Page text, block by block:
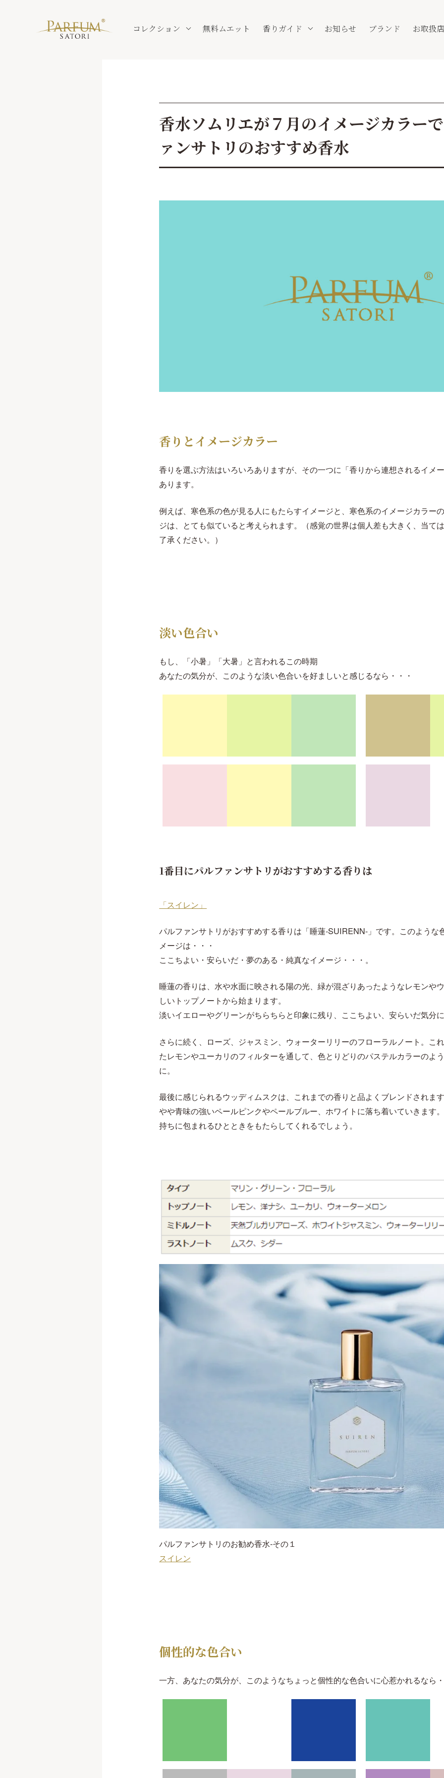
コレクション 無料ムエット 香りガイド お知らせ ブランド お取扱
香水ソムリエが７月のイメージカラー
ァンサトリのおすすめ香水
香りとイメージカラー
香りを選ぶ方法はいろいろありますが、その一つに「香りから連想されるイメ
あります。
例えば、寒色系の色が見る人にもたらすイメージと、寒色系のイメージカラー
ジは、とても似ていると考えられます。（感覚の世界は個人差も大きく、当て
了承ください。）
淡い色合い
もし、「小暑」「大暑」と言われるこの時期
あなたの気分が、このような淡い色合いを好ましいと感じるなら・・・
1番目にパルファンサトリがおすすめする香りは
「スイレン」
パルファンサトリがおすすめする香りは「睡蓮-SUIRENN-」です。このような
メージは・・・
ここちよい・安らいだ・夢のある・純真なイメージ・・・。
睡蓮の香りは、水や水面に映される陽の光、緑が混ざりあったようなレモンや
しいトップノートから始まります。
淡いイエローやグリーンがちらちらと印象に残り、ここちよい、安らいだ気分
さらに続く、ローズ、ジャスミン、ウォーターリリーのフローラルノート。こ
たレモンやユーカリのフィルターを通して、色とりどりのパステルカラーのよ
に。
最後に感じられるウッディムスクは、これまでの香りと品よくブレンドされま
やや青味の強いペールピンクやペールブルー、ホワイトに落ち着いていきます
持ちに包まれるひとときをもたらしてくれるでしょう。
パルファンサトリのお勧め香水-その１
スイレン
個性的な色合い
一方、あなたの気分が、このようなちょっと個性的な色合いに心惹かれるなら